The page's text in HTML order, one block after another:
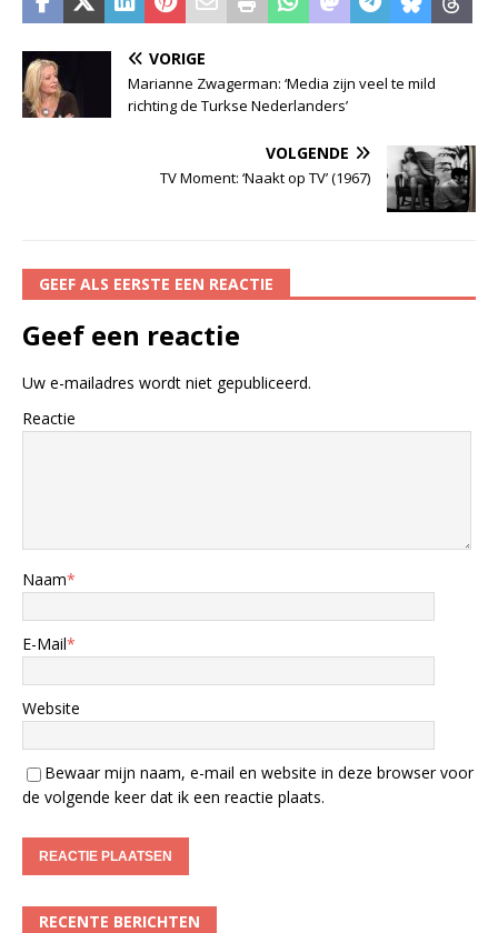
VORIGE
Marianne Zwagerman: ‘Media zijn veel te mild
richting de Turkse Nederlanders’
VOLGENDE
TV Moment: ‘Naakt op TV’ (1967)
GEEF ALS EERSTE EEN REACTIE
Geef een reactie
Uw e-mailadres wordt niet gepubliceerd.
Reactie
Naam*
E-Mail*
Website
Bewaar mijn naam, e-mail en website in deze browser voor
de volgende keer dat ik een reactie plaats.
RECENTE BERICHTEN